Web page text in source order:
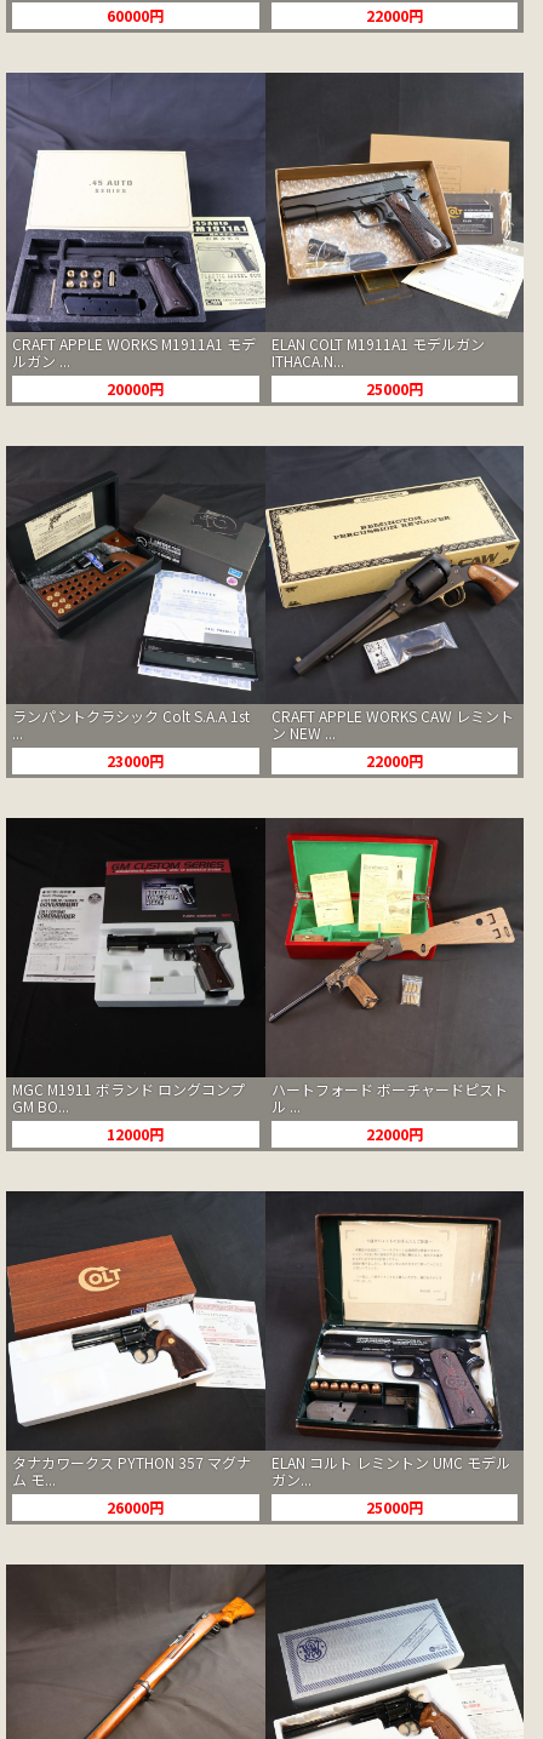
60000円
22000円
CRAFT APPLE WORKS M1911A1 モデ
ルガン ...
20000円
ELAN COLT M1911A1 モデルガン
ITHACA.N...
25000円
ランパントクラシック Colt S.A.A 1st
...
23000円
CRAFT APPLE WORKS CAW レミント
ン NEW ...
22000円
MGC M1911 ボランド ロングコンプ
GM BO...
12000円
ハートフォード ボーチャードピスト
ル ...
22000円
タナカワークス PYTHON 357 マグナ
ム モ...
26000円
ELAN コルト レミントン UMC モデル
ガン...
25000円